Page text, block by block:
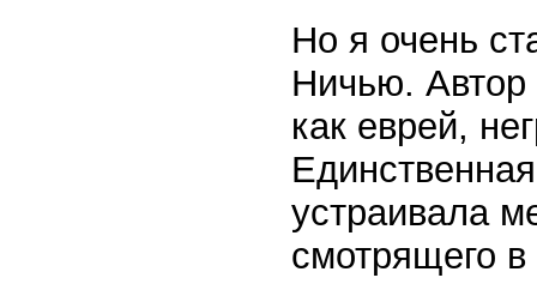
Но я очень
Ничью. Автор
как еврей,
устраивала
смотрящего в